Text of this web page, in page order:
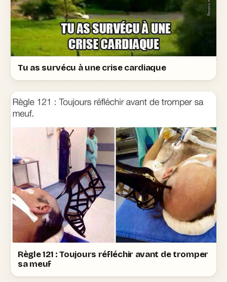
Tu as survécu à une crise cardiaque
Règle 121 : Toujours réfléchir avant de tromper
sa meuf